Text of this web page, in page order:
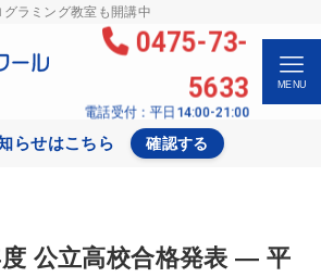
ラミング教室も開講中
0475-73-
5633
電話受付：平日14:00-21:00
MENU
らせはこちら 確認する
公立高校合格発表 ― 平